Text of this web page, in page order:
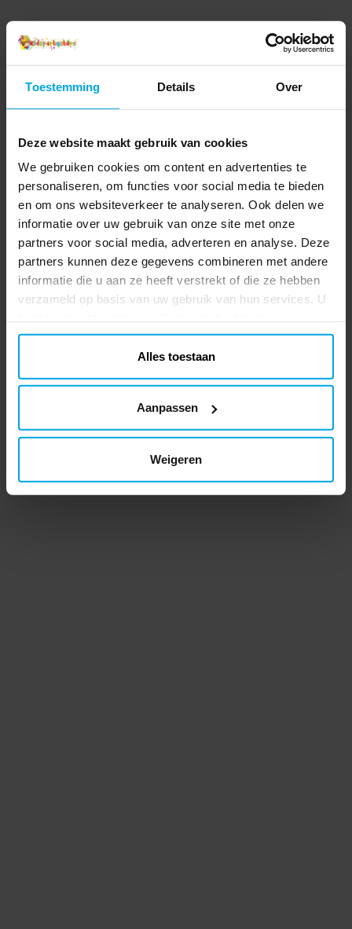
Toestemming Details Over
Deze website maakt gebruik van cookies
We gebruiken cookies om content en advertenties te
personaliseren, om functies voor social media te bieden
en om ons websiteverkeer te analyseren. Ook delen we
informatie over uw gebruik van onze site met onze
partners voor social media, adverteren en analyse. Deze
partners kunnen deze gegevens combineren met andere
informatie die u aan ze heeft verstrekt of die ze hebben
verzameld op basis van uw gebruik van hun services. U
Alles toestaan
Aanpassen
Weigeren